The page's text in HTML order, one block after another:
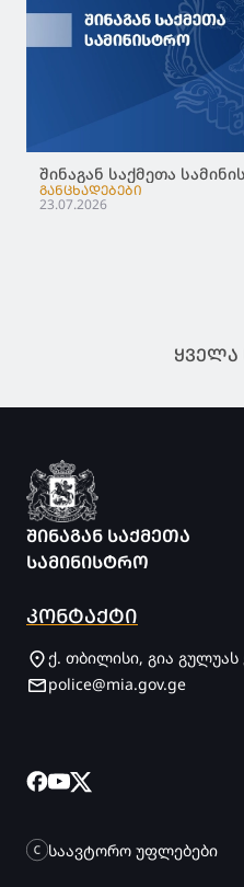
შინაგან საქმეთა
ᲒᲐᲜᲪᲮᲐᲓᲔᲑᲔᲑᲘ
23.07.2026
ᲧᲕᲔᲚᲐ
ᲨᲘᲜᲐᲒᲐᲜ ᲡᲐᲥᲛᲔᲗᲐ
ᲡᲐᲛᲘᲜᲘᲡᲢᲠᲝ
ᲙᲝᲜᲢᲐᲥᲢᲘ
ქ. თბილისი, გია გულუას
police@mia.gov.ge
საავტორო უფლებები